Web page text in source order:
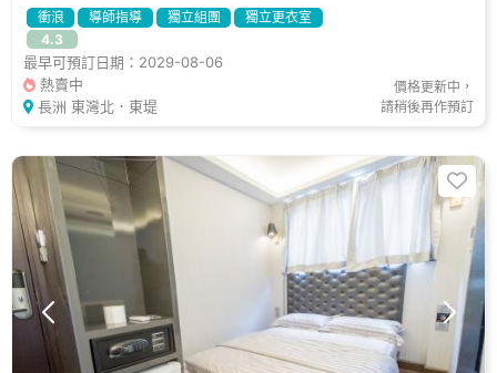
衝浪 導師指導 獨立組團
獨立更衣室
4.3
最早可預訂日期：2029-08-06
熱賣中
長洲 東灣北．東堤
價格更新中，
請稍後再作預訂